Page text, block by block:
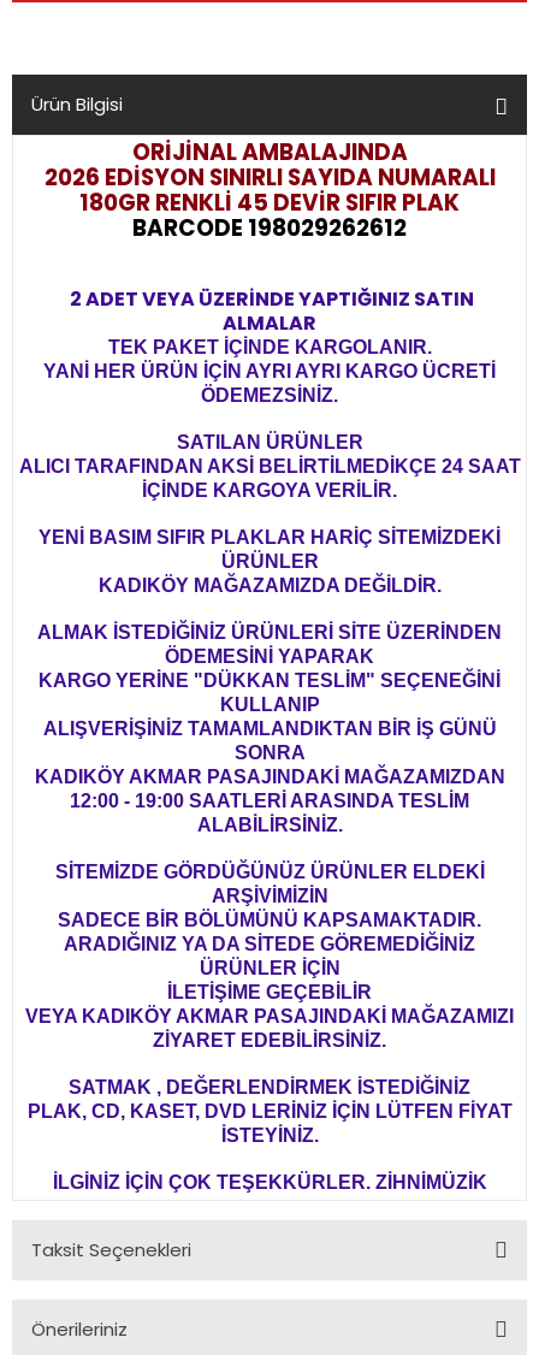
Ürün Bilgisi
ORİJİNAL AMBALAJINDA
2026 EDİSYON SINIRLI SAYIDA NUMARALI
180GR RENKLİ 45 DEVİRSIFIR PLAK
BARCODE 198029262612
2 ADET VEYA ÜZERİNDE YAPTIĞINIZ SATIN
ALMALAR
TEK PAKET İÇİNDE KARGOLANIR.
YANİ HER ÜRÜN İÇİN AYRI AYRI KARGO ÜCRETİ
ÖDEMEZSİNİZ.
SATILAN ÜRÜNLER
ALICI TARAFINDAN AKSİ BELİRTİLMEDİKÇE 24 SAAT
İÇİNDE KARGOYA VERİLİR.
YENİ BASIM SIFIR PLAKLAR HARİÇ SİTEMİZDEKİ
ÜRÜNLER
KADIKÖY MAĞAZAMIZDA DEĞİLDİR.
ALMAK İSTEDİĞİNİZ ÜRÜNLERİ SİTE ÜZERİNDEN
ÖDEMESİNİ YAPARAK
KARGO YERİNE "DÜKKAN TESLİM" SEÇENEĞİNİ
KULLANIP
ALIŞVERİŞİNİZ TAMAMLANDIKTAN BİR İŞ GÜNÜ
SONRA
KADIKÖY AKMAR PASAJINDAKİ MAĞAZAMIZDAN
12:00 - 19:00 SAATLERİ ARASINDA TESLİM
ALABİLİRSİNİZ.
SİTEMİZDE GÖRDÜĞÜNÜZ ÜRÜNLER ELDEKİ
ARŞİVİMİZİN
SADECE BİR BÖLÜMÜNÜ KAPSAMAKTADIR.
ARADIĞINIZ YA DA SİTEDE GÖREMEDİĞİNİZ
ÜRÜNLER İÇİN
İLETİŞİME GEÇEBİLİR
VEYA KADIKÖY AKMAR PASAJINDAKİ MAĞAZAMIZI
ZİYARET EDEBİLİRSİNİZ.
SATMAK , DEĞERLENDİRMEK İSTEDİĞİNİZ
PLAK, CD, KASET, DVD LERİNİZ İÇİN LÜTFEN FİYAT
İSTEYİNİZ.
İLGİNİZ İÇİN ÇOK TEŞEKKÜRLER. ZİHNİMÜZİK
Taksit Seçenekleri
Önerileriniz